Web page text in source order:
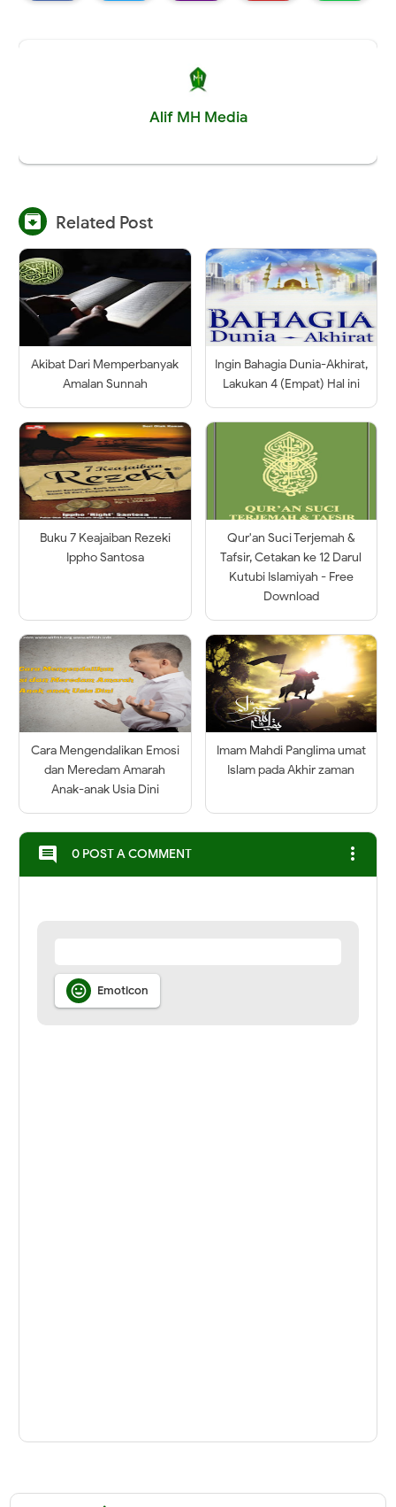
Alif MH Media
 Related Post
Akibat Dari Memperbanyak
Amalan Sunnah
Ingin Bahagia Dunia-Akhirat,
Lakukan 4 (Empat) Hal ini
Buku 7 Keajaiban Rezeki
Ippho Santosa
Qur'an Suci Terjemah &
Tafsir, Cetakan ke 12 Darul
Kutubi Islamiyah - Free
Download
Cara Mengendalikan Emosi
dan Meredam Amarah
Anak-anak Usia Dini
Imam Mahdi Panglima umat
Islam pada Akhir zaman
comment 0 POST A COMMENT more_vert
 Emoticon